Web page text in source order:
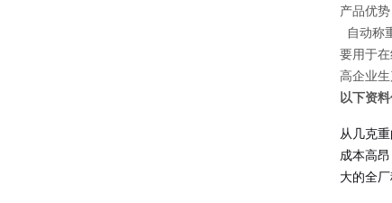
产品优势
自动称
要用于
高企业
以下资料
从几克
成本高
大的全厂